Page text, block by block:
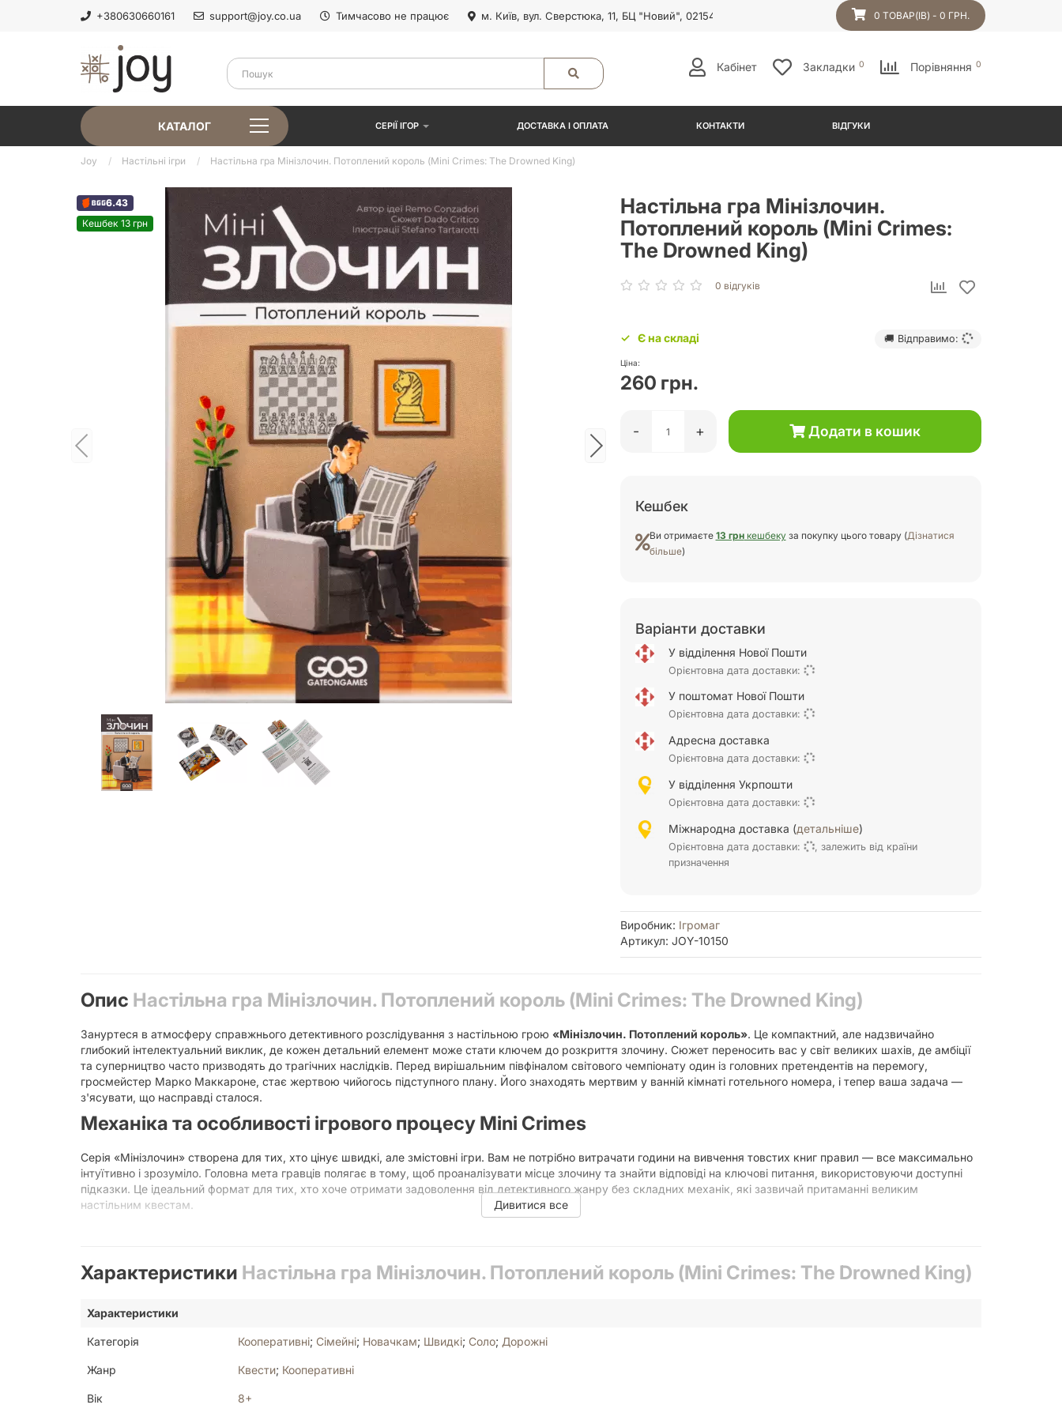
+380630660161 support@joy.co.ua Тимчасово не працює м. Київ, вул. Сверстюка, 11, БЦ "Новий", 02154 0 ТОВАР(ІВ) - 0 ГРН.
Кабінет Закладки 0 Порівняння 0
КАТАЛОГ СЕРІЇ ІГОР ДОСТАВКА І ОПЛАТА КОНТАКТИ ВІДГУКИ
Joy Настільні ігри Настільна гра Мінізлочин. Потоплений король (Mini Crimes: The Drowned King)
6.43
Кешбек 13 грн
Настільна гра Мінізлочин.
Потоплений король (Mini Crimes:
The Drowned King)
0 відгуків
Є на складі 🚚 Відправимо:
Ціна:
260 грн.
- + Додати в кошик
Кешбек
Ви отримаєте 13 грнкешбекуза покупку цього товару (Дізнатися
більше)
Варіанти доставки
У відділення Нової Пошти
Орієнтовна дата доставки:
У поштомат Нової Пошти
Орієнтовна дата доставки:
Адресна доставка
Орієнтовна дата доставки:
У відділення Укрпошти
Орієнтовна дата доставки:
Міжнародна доставка (детальніше)
Орієнтовна дата доставки:
, залежить від країни
призначення
Виробник: Ігромаг
Артикул: JOY-10150
Опис Настільна гра Мінізлочин. Потоплений король (Mini Crimes: The Drowned King)
Зануртеся в атмосферу справжнього детективного розслідування з настільною грою «Мінізлочин. Потоплений король». Це компактний, але надзвичайно
глибокий інтелектуальний виклик, де кожен детальний елемент може стати ключем до розкриття злочину. Сюжет переносить вас у світ великих шахів, де амбіції
та суперництво часто призводять до трагічних наслідків. Перед вирішальним півфіналом світового чемпіонату один із головних претендентів на перемогу,
гросмейстер Марко Маккароне, стає жертвою чийогось підступного плану. Його знаходять мертвим у ванній кімнаті готельного номера, і тепер ваша задача —
з'ясувати, що насправді сталося.
Механіка та особливості ігрового процесу Mini Crimes
Серія «Мінізлочин» створена для тих, хто цінує швидкі, але змістовні ігри. Вам не потрібно витрачати години на вивчення товстих книг правил — все максимально
інтуїтивно і зрозуміло. Головна мета гравців полягає в тому, щоб проаналізувати місце злочину та знайти відповіді на ключові питання, використовуючи доступні
підказки. Це ідеальний формат для тих, хто хоче отримати задоволення від детективного жанру без складних механік, які зазвичай притаманні великим
настільним квестам.
Процес розслідування розділений на кілька етапів, що робить гру динамічною та тримає в напрузі до останньої секунди:
Дослідження:
Розгорніть карту місця злочину та розкладіть 10 карток-зачіпок. Ви повинні уважно розглянути кожен об'єкт, шукаючи невідповідності та
Дедуктивний аналіз:
зайві деталі, тим менше очок отримаєте за розслідування.
Фінал:
Коли всі докази зібрані, а версія подій сформована, вам необхідно відповісти на три базові запитання, щоб визначити винного та мотив злочину.
Чому варто обрати цю детективну гру для свого вечора?
Дивитися все
Характеристики Настільна гра Мінізлочин. Потоплений король (Mini Crimes: The Drowned King)
Характеристики
Категорія Кооперативні; Сімейні; Новачкам; Швидкі; Соло; Дорожні
Жанр Квести; Кооперативні
Вік 8+